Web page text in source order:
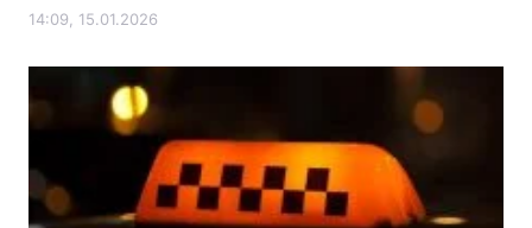
Тема оформлення
14:09, 15.01.2026